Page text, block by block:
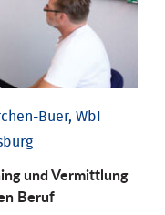
Buer, WbI
und Vermittlung
Beruf